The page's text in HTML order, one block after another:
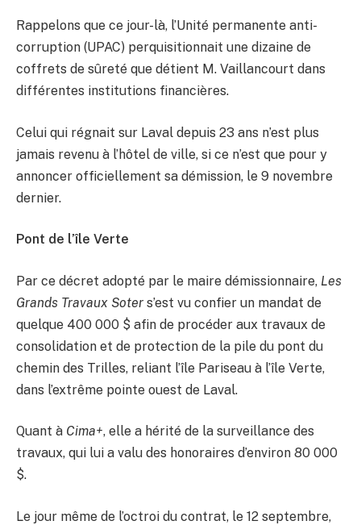
Rappelons que ce jour-là, l’Unité permanente anti-
corruption (UPAC) perquisitionnait une dizaine de
coffrets de sûreté que détient M. Vaillancourt dans
différentes institutions financières.
Celui qui régnait sur Laval depuis 23 ans n’est plus
jamais revenu à l’hôtel de ville, si ce n’est que pour y
annoncer officiellement sa démission, le 9 novembre
dernier.
Pont de l’île Verte
Par ce décret adopté par le maire démissionnaire, Les
Grands Travaux Soter s’est vu confier un mandat de
quelque 400 000 $ afin de procéder aux travaux de
consolidation et de protection de la pile du pont du
chemin des Trilles, reliant l’île Pariseau à l’île Verte,
dans l’extrême pointe ouest de Laval.
Quant à Cima+, elle a hérité de la surveillance des
travaux, qui lui a valu des honoraires d’environ 80 000
$.
Le jour même de l’octroi du contrat, le 12 septembre,